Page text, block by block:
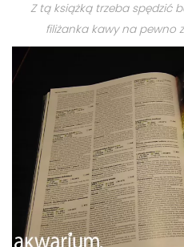
Z tą książką trzeba spędzić
filiżanka kawy na pewno